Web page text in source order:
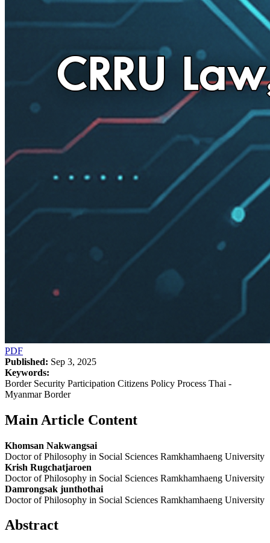
PDF
Published: Sep 3, 2025
Keywords:
Border Security Participation Citizens Policy Process Thai -
Myanmar Border
Main Article Content
Khomsan Nakwangsai
Doctor of Philosophy in Social Sciences Ramkhamhaeng University
Krish Rugchatjaroen
Doctor of Philosophy in Social Sciences Ramkhamhaeng University
Damrongsak junthothai
Doctor of Philosophy in Social Sciences Ramkhamhaeng University
Abstract